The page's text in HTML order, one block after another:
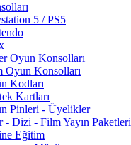
5 / PS5
Oyun Konsolları
Oyun Konsolları
Kodları
Kartları
Pinleri - Üyelikler
- Dizi - Film Yayın Paketleri
Eğitim